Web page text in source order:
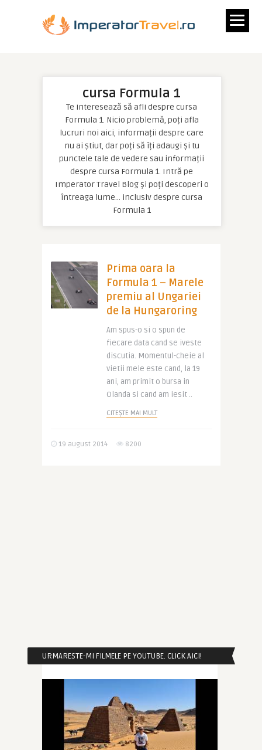
cursa Formula 1
Te interesează să afli despre cursa
Formula 1. Nicio problemă, poți afla
lucruri noi aici, informații despre care
nu ai știut, dar poți să îți adaugi și tu
punctele tale de vedere sau informații
despre cursa Formula 1. Intră pe
Imperator Travel Blog și poți descoperi o
întreaga lume… inclusiv despre cursa
Formula 1
Prima oara la
Formula 1 – Marele
premiu al Ungariei
de la Hungaroring
Am spus-o si o spun de
fiecare data cand se iveste
discutia. Momentul-cheie al
vietii mele este cand, la 19
ani, am primit o bursa in
Olanda si cand am iesit ..
CITEȘTE MAI MULT
19 august 2014 8200
URMARESTE-MI FILMELE PE YOUTUBE. CLICK AICI!